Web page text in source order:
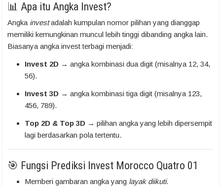
📊 Apa itu Angka Invest?
Angka investadalah kumpulan nomor pilihan yang dianggap
memiliki kemungkinan muncul lebih tinggi dibanding angka lain.
Biasanya angka invest terbagi menjadi:
Invest 2D → angka kombinasi dua digit (misalnya 12, 34,
56).
Invest 3D → angka kombinasi tiga digit (misalnya 123,
456, 789).
Top 2D & Top 3D → pilihan angka yang lebih dipersempit
lagi berdasarkan pola tertentu.
🎯 Fungsi Prediksi Invest Morocco Quatro 01
Memberi gambaran angka yang layak diikuti.